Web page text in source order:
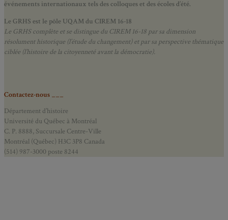
événements internationaux tels des colloques et des écoles d’été.
Le GRHS est le pôle UQAM du CIREM 16-18
Le GRHS complète et se distingue du CIREM 16-18 par sa dimension
résolument historique (l’étude du changement) et par sa perspective thématique
ciblée (l’histoire de la citoyenneté avant la démocratie).
Contactez-nous ___
Département d’histoire
Université du Québec à Montréal
C. P. 8888, Succursale Centre-Ville
Montréal (Québec) H3C 3P8 Canada
(514) 987-3000 poste 8244